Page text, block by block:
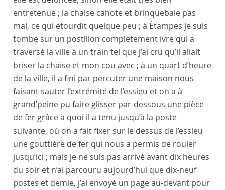
entretenue ; la chaise cahote et brinquebale pas
mal, ce qui étourdit quelque peu ; à Étampes je suis
tombé sur un postillon complètement ivre qui a
traversé la ville à un train tel que j’ai cru qu’il allait
briser la chaise et mon cou avec ; à un quart d’heure
de la ville, il a fini par percuter une maison nous
faisant sauter l’extrémité de l’essieu et on a à
grand’peine pu faire glisser par-dessous une pièce
de fer grâce à quoi il a tenu jusqu’à la poste
suivante, où on a fait fixer sur le dessus de l’essieu
une gouttière de fer qui nous a permis de rouler
jusqu’ici ; mais je ne suis pas arrivé avant dix heures
du soir et n’ai parcouru aujourd’hui que dix-neuf
postes et demie, j’ai envoyé un pageau-devant pour